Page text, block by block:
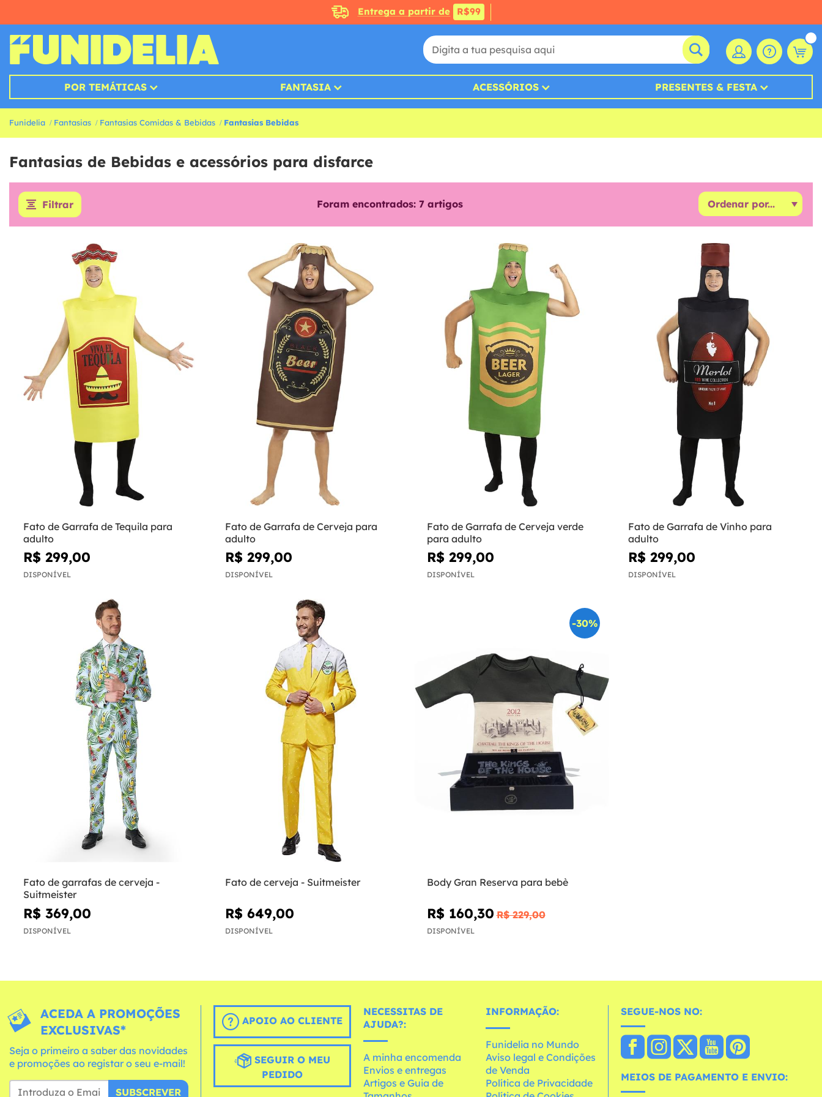
Entrega a partir de R$99
POR TEMÁTICAS FANTASIA ACESSÓRIOS PRESENTES & FESTA
Funidelia Fantasias Fantasias Comidas & Bebidas Fantasias Bebidas
Fantasias de Bebidas e acessórios para disfarce
Filtrar Foram encontrados: 7 artigos
Fato de Garrafa de Tequila para
adulto
R$ 299,00
DISPONÍVEL
Fato de Garrafa de Cerveja para
adulto
R$ 299,00
DISPONÍVEL
Fato de Garrafa de Cerveja verde
para adulto
R$ 299,00
DISPONÍVEL
Fato de Garrafa de Vinho para
adulto
R$ 299,00
DISPONÍVEL
Fato de garrafas de cerveja -
Suitmeister
R$ 369,00
DISPONÍVEL
Fato de cerveja - Suitmeister
R$ 649,00
DISPONÍVEL
-30%
Body Gran Reserva para bebè
R$ 160,30 R$ 229,00
DISPONÍVEL
ACEDA A PROMOÇÕES
EXCLUSIVAS*
Seja o primeiro a saber das novidades
e promoções ao registar o seu e-mail!
SUBSCREVER
APOIO AO CLIENTE
SEGUIR O MEU
PEDIDO
NECESSITAS DE
AJUDA?:
A minha encomenda
Envios e entregas
Artigos e Guia de
INFORMAÇÃO:
Funidelia no Mundo
Aviso legal e Condições
de Venda
Política de Privacidade
SEGUE-NOS NO:
MEIOS DE PAGAMENTO E ENVIO: